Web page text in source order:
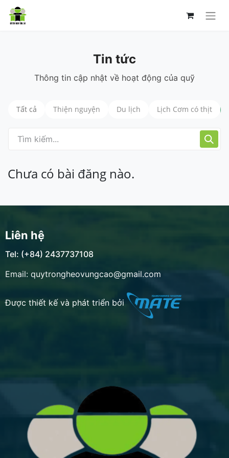
Tin tức
Thông tin cập nhật về hoạt động của quỹ
Tất cả Thiện nguyện Du lịch Lịch Cơm có thịt
Chưa có bài đăng nào.
Liên hệ
Tel: (+84) 2437737108
Email: quytrongheovungcao@gmail.com
Được thiết kế và phát triển bởi